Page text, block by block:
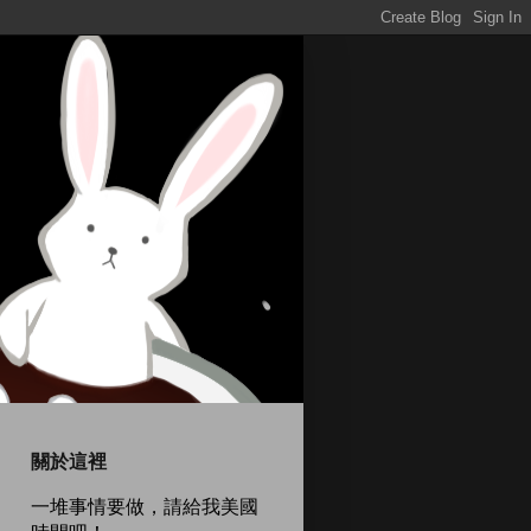
關於這裡
一堆事情要做，請給我美國